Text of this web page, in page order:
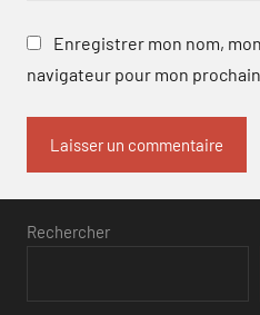
Enregistrer mon nom,
navigateur pour mon
Rechercher